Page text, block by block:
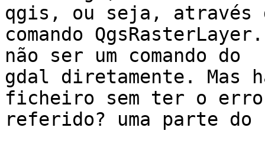
qgis, ou seja, através
comando
não ser um comando do
gdal diretamente. Mas
ficheiro sem ter o erro
referido? uma parte